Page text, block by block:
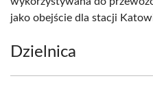
jako obejście dla stacji
Dzielnica